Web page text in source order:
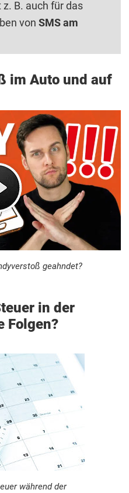
z. B. auch für das
von SMS am
im Auto und auf
geahndet?
in der
Folgen?
während der